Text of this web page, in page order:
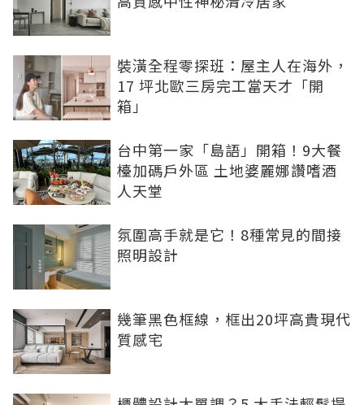
裝潢全程零探班：屋主人在海外，
17 坪北歐三房完工當天才「開
箱」
台中第一家「島語」開箱！9大餐
檯加碼戶外區 土地婆麗娜讚嗜酒
人天堂
氛圍高手就是它！8種常見的間接
照明設計
幾筆黑色框線，框出20坪高貴現代
質感宅